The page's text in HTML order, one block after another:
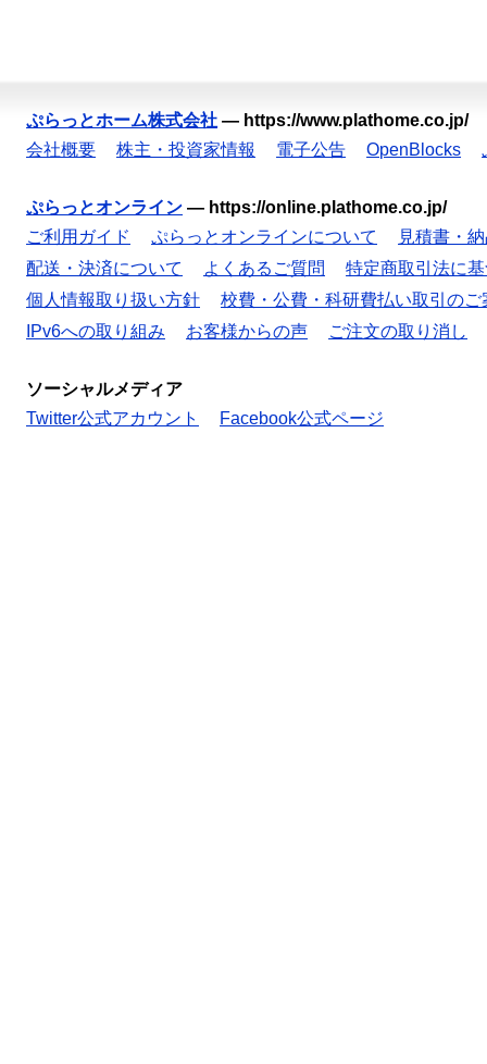
ぷらっとホーム株式会社 — https://www.plathome.co.jp/
会社概要
株主・投資家情報 電子公告 OpenBlocks
ぷらっとオンライン — https://online.plathome.co.jp/
ご利用ガイド
ぷらっとオンラインについて
見積書・
配送・決済について
よくあるご質問
特定商取引法に
個人情報取り扱い方針
校費・公費・科研費払い取引のご
IPv6への取り組み
お客様からの声 ご注文の取り消し
ソーシャルメディア
Twitter公式アカウント
Facebook公式ページ